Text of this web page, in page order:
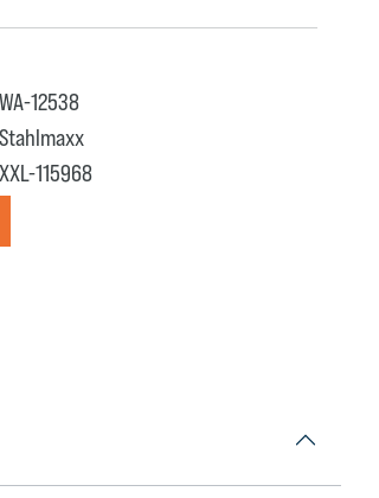
WA-12538
Stahlmaxx
XXL-115968